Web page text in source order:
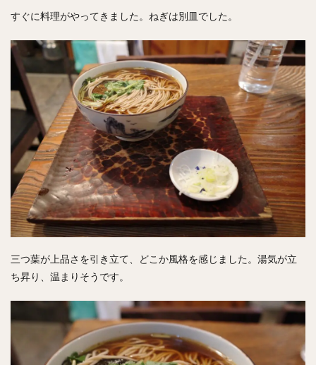
すぐに料理がやってきました。ねぎは別皿でした。
三つ葉が上品さを引き立て、どこか風格を感じました。湯気が立
ち昇り、温まりそうです。